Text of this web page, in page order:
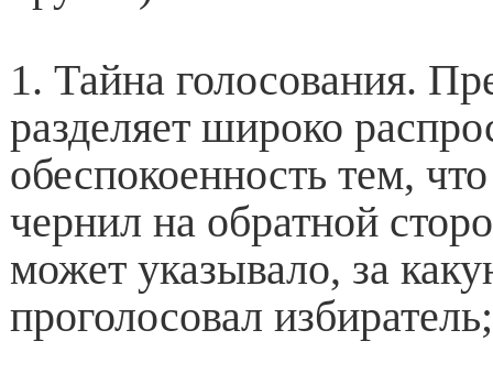
1. Тайна голосования.
разделяет широко
обеспокоенность тем,
чернил на обратной
может указывало, за
проголосовал избиратель;